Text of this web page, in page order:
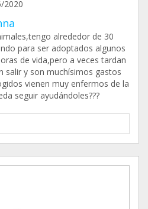
2020
alrededor de 30
para ser adoptados algunos
de vida,pero a veces tardan
salir y son muchísimos gastos
vienen muy enfermos de la
seguir ayudándoles???